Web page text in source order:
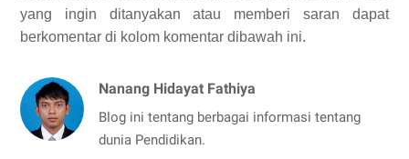
yang ingin ditanyakan atau memberi saran dapat
berkomentar di kolom komentar dibawah ini.
Nanang Hidayat Fathiya
Blog ini tentang berbagai informasi tentang
dunia Pendidikan.